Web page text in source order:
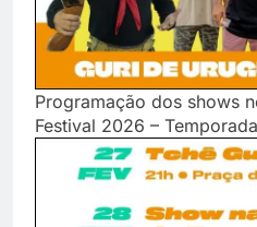
Programação dos shows
Festival 2026 –